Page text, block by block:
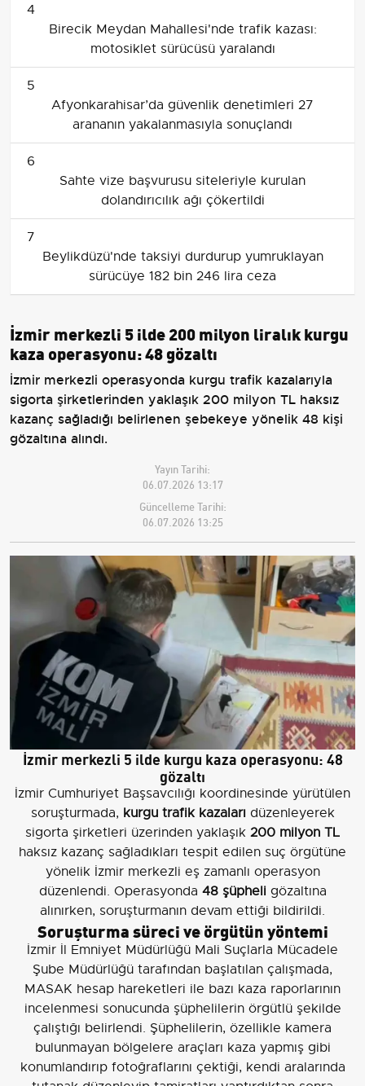
4
Birecik Meydan Mahallesi'nde trafik kazası:
motosiklet sürücüsü yaralandı
5
Afyonkarahisar’da güvenlik denetimleri 27
arananın yakalanmasıyla sonuçlandı
6
Sahte vize başvurusu siteleriyle kurulan
dolandırıcılık ağı çökertildi
7
Beylikdüzü'nde taksiyi durdurup yumruklayan
sürücüye 182 bin 246 lira ceza
İzmir merkezli 5 ilde 200 milyon liralık kurgu
kaza operasyonu: 48 gözaltı
İzmir merkezli operasyonda kurgu trafik kazalarıyla
sigorta şirketlerinden yaklaşık 200 milyon TL haksız
kazanç sağladığı belirlenen şebekeye yönelik 48 kişi
gözaltına alındı.
Yayın Tarihi:
06.07.2026 13:17
Güncelleme Tarihi:
06.07.2026 13:25
İzmir merkezli 5 ilde kurgu kaza operasyonu: 48
gözaltı
İzmir Cumhuriyet Başsavcılığı koordinesinde yürütülen
soruşturmada, kurgu trafik kazaları düzenleyerek
sigorta şirketleri üzerinden yaklaşık 200 milyon TL
haksız kazanç sağladıkları tespit edilen suç örgütüne
yönelik İzmir merkezli eş zamanlı operasyon
düzenlendi. Operasyonda 48 şüpheligözaltına
alınırken, soruşturmanın devam ettiği bildirildi.
Soruşturma süreci ve örgütün yöntemi
İzmir İl Emniyet Müdürlüğü Mali Suçlarla Mücadele
Şube Müdürlüğü tarafından başlatılan çalışmada,
MASAK hesap hareketleri ile bazı kaza raporlarının
incelenmesi sonucunda şüphelilerin örgütlü şekilde
çalıştığı belirlendi. Şüphelilerin, özellikle kamera
bulunmayan bölgelere araçları kaza yapmış gibi
konumlandırıp fotoğraflarını çektiği, kendi aralarında